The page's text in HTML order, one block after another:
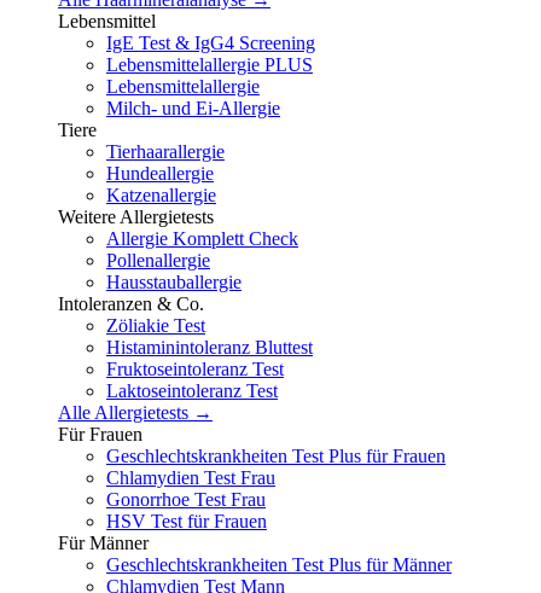
Lebensmittel
IgE Test & IgG4 Screening
Lebensmittelallergie PLUS
Lebensmittelallergie
Milch- und Ei-Allergie
Tiere
Tierhaarallergie
Hundeallergie
Katzenallergie
Weitere Allergietests
Allergie Komplett Check
Pollenallergie
Hausstauballergie
Intoleranzen & Co.
Zöliakie Test
Histaminintoleranz Bluttest
Fruktoseintoleranz Test
Laktoseintoleranz Test
Alle Allergietests →
Für Frauen
Geschlechtskrankheiten Test Plus für Frauen
Chlamydien Test Frau
Gonorrhoe Test Frau
HSV Test für Frauen
Für Männer
Geschlechtskrankheiten Test Plus für Männer
Chlamydien Test Mann